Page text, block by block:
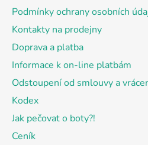
Podmínky ochrany osobních
Kontakty na prodejny
Doprava a platba
Informace k on-line platbám
Odstoupení od smlouvy a
Kodex
Jak pečovat o boty?!
Ceník